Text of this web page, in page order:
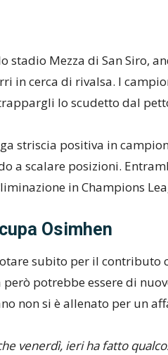
stadio Mezza di San Siro,
in cerca di rivalsa. I
lo scudetto dal
striscia positiva in
a scalare posizioni.
in Champions
Osimhen
subito per il contributo
potrebbe essere di
non si è allenato per un
venerdì, ieri ha fatto